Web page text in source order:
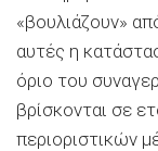
«βουλιάζουν»
αυτές η
όριο του
βρίσκονται σε
περιοριστικών